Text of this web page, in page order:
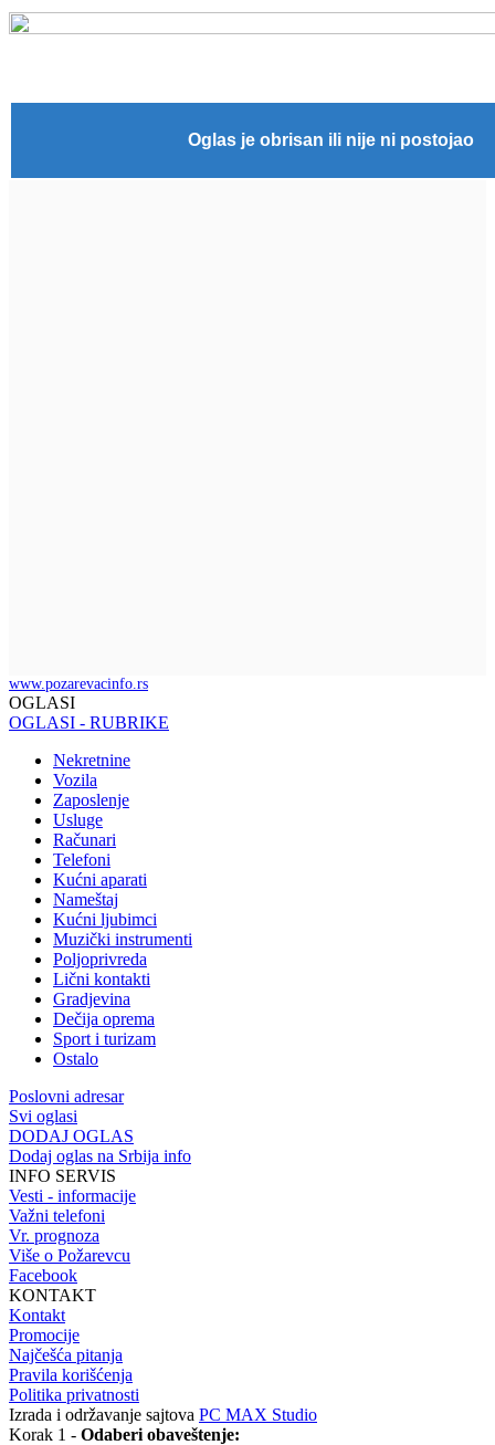
Oglas je obrisan ili nije ni postojao
www.pozarevacinfo.rs
OGLASI
OGLASI - RUBRIKE
Nekretnine
Vozila
Zaposlenje
Usluge
Računari
Telefoni
Kućni aparati
Nameštaj
Kućni ljubimci
Muzički instrumenti
Poljoprivreda
Lični kontakti
Gradjevina
Dečija oprema
Sport i turizam
Ostalo
Poslovni adresar
Svi oglasi
DODAJ OGLAS
Dodaj oglas na Srbija info
INFO SERVIS
Vesti - informacije
Važni telefoni
Vr. prognoza
Više o Požarevcu
Facebook
KONTAKT
Kontakt
Promocije
Najčešća pitanja
Pravila korišćenja
Politika privatnosti
Izrada i održavanje sajtova PC MAX Studio
Korak 1 - Odaberi obaveštenje: